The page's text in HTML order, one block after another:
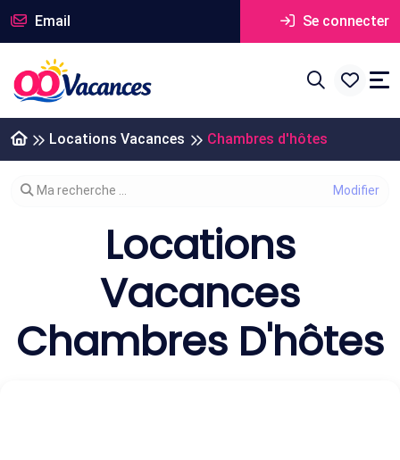
Email Se connecter
Locations Vacances Chambres d'hôtes
Modifier votre recherche
Ma recherche ...
Locations
Vacances
Chambres D'hôtes